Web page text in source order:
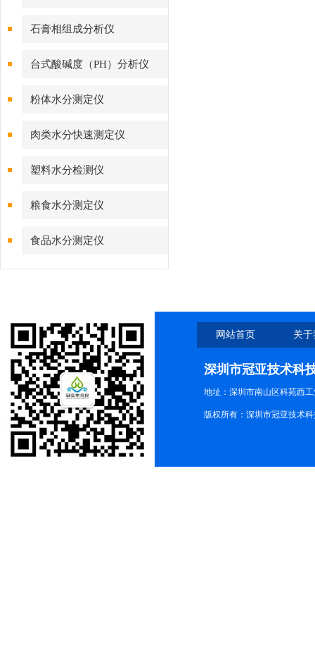
石膏相组成分析仪
台式酸碱度（PH）分析仪
粉体水分测定仪
肉类水分快速测定仪
塑料水分检测仪
粮食水分测定仪
食品水分测定仪
网站首页 关
深圳市冠亚技术科
地址：深圳市南山区科苑西
版权所有：深圳市冠亚技术